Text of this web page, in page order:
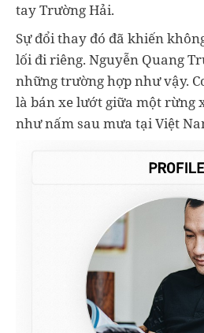
tay Trường Hải.
Sự đổi thay đó đã khiến
lối đi riêng. Nguyễn Quang
những trường hợp như vậy.
là bán xe lướt giữa một rừng
như nấm sau mưa tại Việt